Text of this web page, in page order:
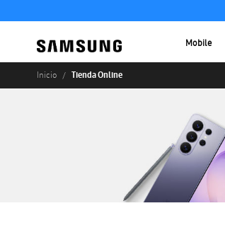
Mobile
Inicio Tienda Online